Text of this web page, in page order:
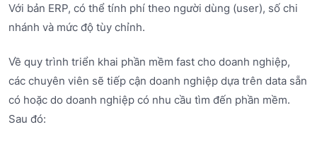
Với bản ERP, có thể tính phí theo người dùng (user), số chi
nhánh và mức độ tùy chỉnh.
Về quy trình triển khai phần mềm fast cho doanh nghiệp,
các chuyên viên sẽ tiếp cận doanh nghiệp dựa trên data sẵn
có hoặc do doanh nghiệp có nhu cầu tìm đến phần mềm.
Sau đó: